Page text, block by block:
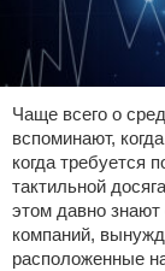
Чаще всего о
вспоминают,
когда требуется
тактильной
этом давно
компаний,
расположенные